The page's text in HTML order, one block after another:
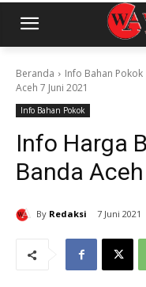
Beranda Info Bahan Pokok
Aceh 7 Juni 2021
Info Bahan Pokok
Info Harga
Banda
By Redaksi 7 Juni 2021